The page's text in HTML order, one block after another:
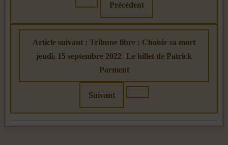
Précédent
Article suivant : Tribune libre : Choisir sa mort
jeudi, 15 septembre 2022- Le billet de Patrick
Parment
Suivant